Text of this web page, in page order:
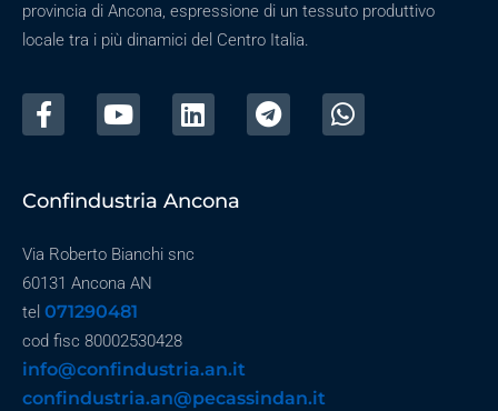
provincia di Ancona, espressione di un tessuto produttivo
locale tra i più dinamici del Centro Italia.
Confindustria Ancona
Via Roberto Bianchi snc
60131 Ancona AN
tel 071290481
cod fisc 80002530428
info@confindustria.an.it
confindustria.an@pecassindan.it